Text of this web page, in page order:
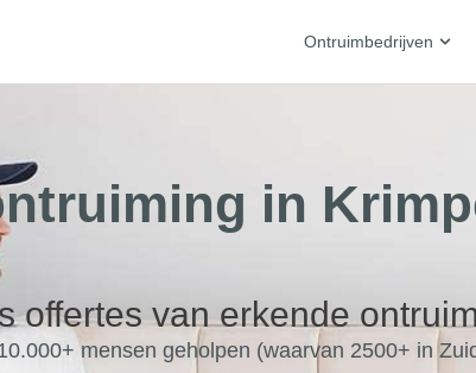
Ontruimbedrijven
in
offertes van erkende
mensen geholpen (waarvan 2500+ in